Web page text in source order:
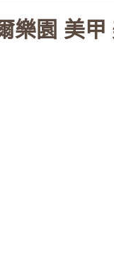
樂園 美